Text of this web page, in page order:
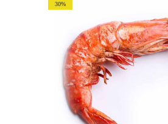
30%